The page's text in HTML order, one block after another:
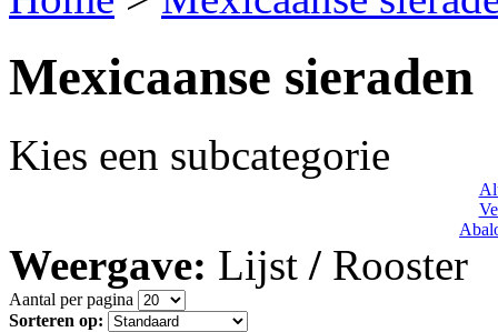
Mexicaanse sieraden
Kies een subcategorie
Weergave: Lijst / Rooster
Aantal per pagina
Sorteren op: